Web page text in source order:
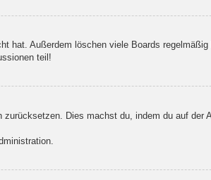
Außerdem löschen viele Boards
teil!
Dies machst du, indem du auf der